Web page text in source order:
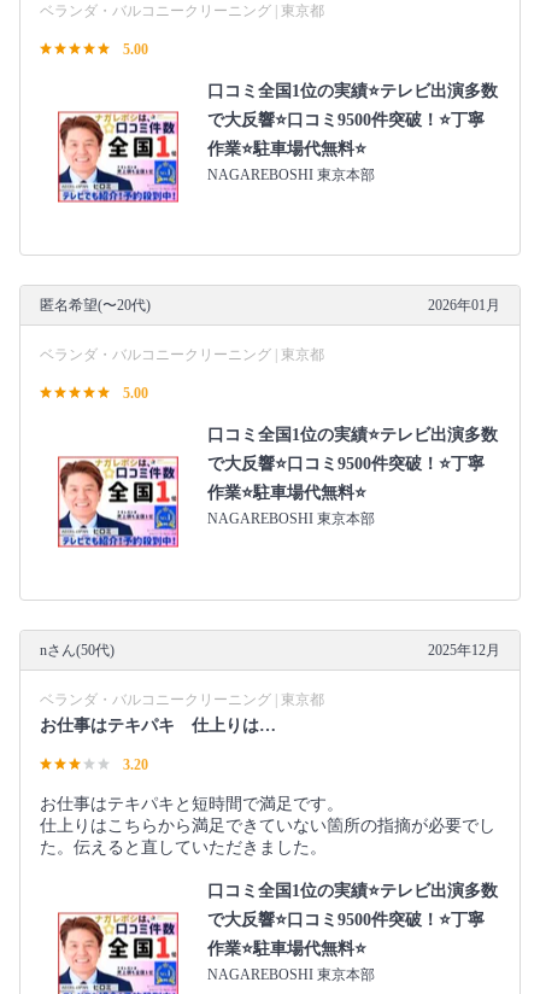
ベランダ・バルコニークリーニング | 東京都
5.00
口コミ全国1位の実績⭐テレビ出演多数
で大反響⭐口コミ9500件突破！⭐丁寧
作業⭐駐車場代無料⭐
NAGAREBOSHI 東京本部
匿名希望(〜20代) 2026年01月
ベランダ・バルコニークリーニング | 東京都
5.00
口コミ全国1位の実績⭐テレビ出演多数
で大反響⭐口コミ9500件突破！⭐丁寧
作業⭐駐車場代無料⭐
NAGAREBOSHI 東京本部
nさん(50代) 2025年12月
ベランダ・バルコニークリーニング | 東京都
お仕事はテキパキ 仕上りは…
3.20
お仕事はテキパキと短時間で満足です。
仕上りはこちらから満足できていない箇所の指摘が必要でし
た。伝えると直していただきました。
口コミ全国1位の実績⭐テレビ出演多数
で大反響⭐口コミ9500件突破！⭐丁寧
作業⭐駐車場代無料⭐
NAGAREBOSHI 東京本部